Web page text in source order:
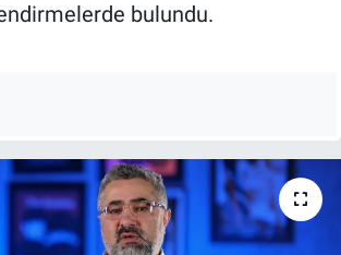
bulundu.